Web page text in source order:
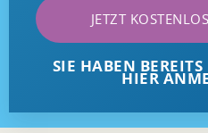
JETZT
SIE HABEN
HIER